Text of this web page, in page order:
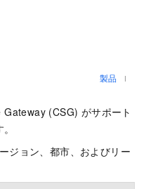
製品
(CSG) がサポート
ジョン、都市、およびリー